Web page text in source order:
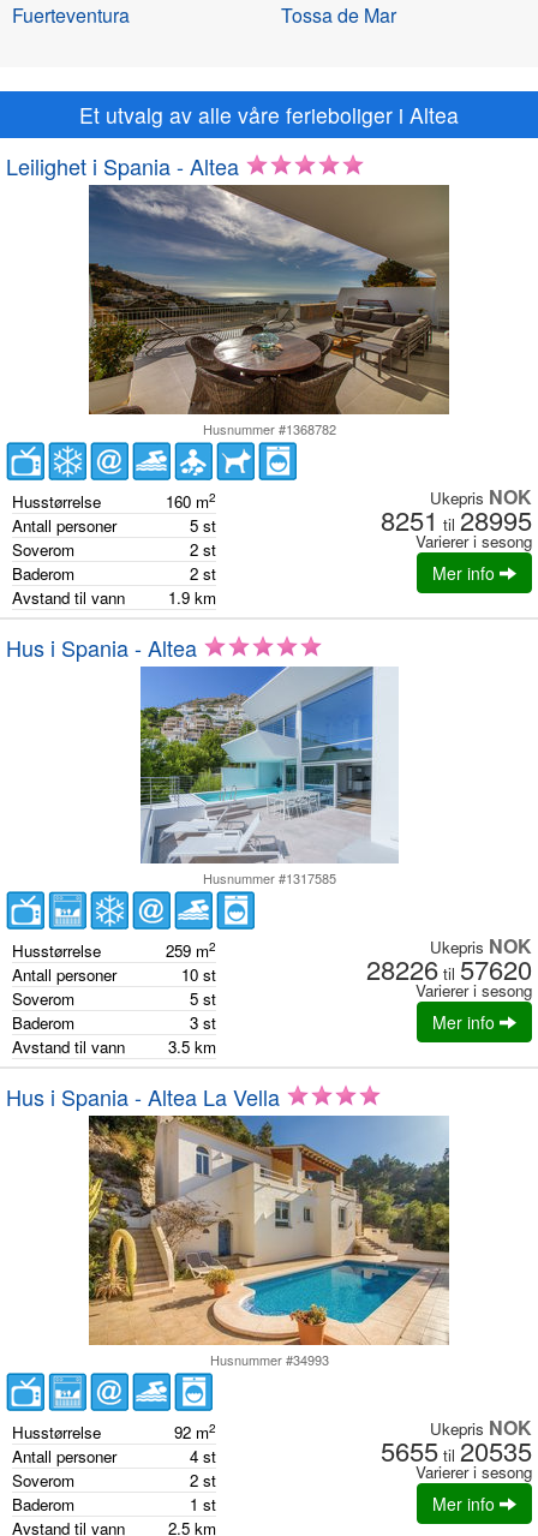
Fuerteventura
Tossa de Mar
Et utvalg av alle våre ferieboliger i Altea
Leilighet i Spania - Altea
Husnummer #1368782
Husstørrelse 160 m2
Antall personer 5 st
Soverom
2 st
Baderom
2 st
Avstand til vann
1.9 km
Ukepris NOK
8251 til 28995
Varierer i sesong
Mer info
Hus i Spania - Altea
Husnummer #1317585
Husstørrelse 259 m2
Antall personer 10 st
Soverom
5 st
Baderom
3 st
Avstand til vann
3.5 km
Ukepris NOK
28226 til 57620
Varierer i sesong
Mer info
Hus i Spania - Altea La Vella
Husnummer #34993
Husstørrelse 92 m2
Antall personer 4 st
Soverom
2 st
Baderom
1 st
Avstand til vann
2.5 km
Ukepris NOK
5655 til 20535
Varierer i sesong
Mer info